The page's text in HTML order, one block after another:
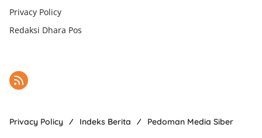
Privacy Policy
Redaksi Dhara Pos
Privacy Policy Indeks Berita
Pedoman Media Siber